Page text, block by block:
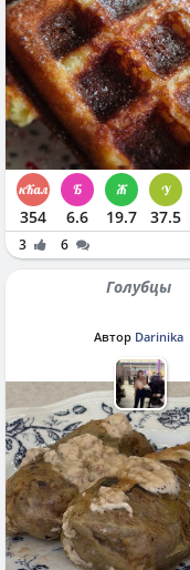
354 6.6 19.7 37.5
3 6
Голубцы
Автор Darinika